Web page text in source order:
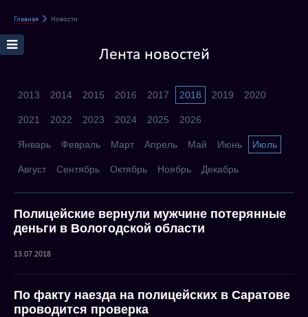
Главная Новости
Лента новостей
2013 2014 2015 2016 2017 2018 2019 2020
2021 2022 2023 2024 2025 2026
Январь Февраль Март Апрель Май Июнь Июль
Август Сентябрь Октябрь Ноябрь Декабрь
Полицейские вернули мужчине потерянные
деньги в Вологодской области
13.07.2018
По факту наезда на полицейских в Саратове
проводится проверка